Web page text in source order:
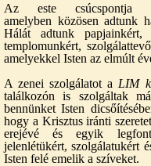
Az este csúcspontja
amelyben közösen adtunk
Hálát adtunk papjainkért,
templomunkért,
amelyekkel Isten az elmúlt
A zenei szolgálatot a LIM
találkozón is szolgáltak
bennünket Isten
hogy a Krisztus iránti
erejévé és egyik
jelenlétükért, szolgálatukért
Isten felé emelik a szíveket.